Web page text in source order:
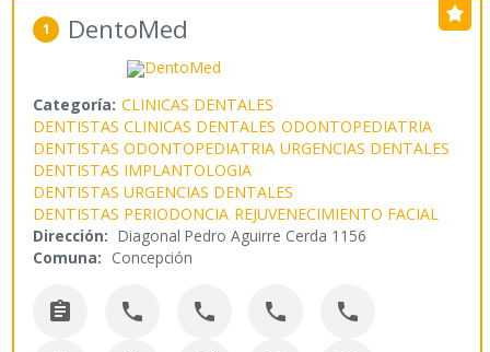
1 DentoMed
Categoría: CLINICAS DENTALES
DENTISTAS CLINICAS DENTALES ODONTOPEDIATRIA
DENTISTAS ODONTOPEDIATRIA URGENCIAS DENTALES
DENTISTAS IMPLANTOLOGIA
DENTISTAS URGENCIAS DENTALES
DENTISTAS PERIODONCIA REJUVENECIMIENTO FACIAL
Dirección: Diagonal Pedro Aguirre Cerda 1156
Comuna: Concepción
    